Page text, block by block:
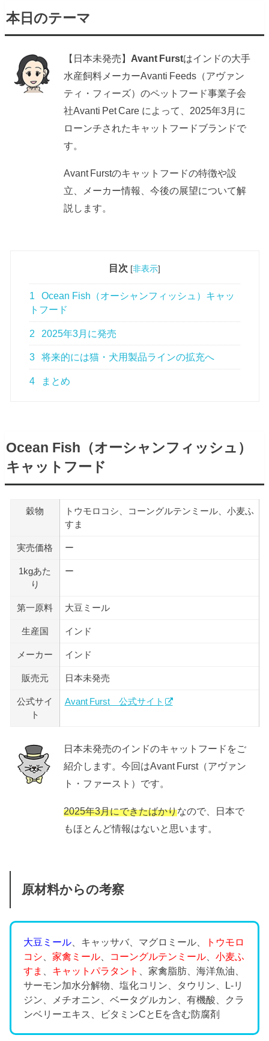
本日のテーマ
【日本未発売】 Avant Furstはインドの大手
水産飼料メーカーAvanti Feeds（アヴァン
ティ・フィーズ）のペットフード事業子会
社Avanti Pet Care によって、2025年3月に
ローンチされたキャットフードブランドで
す。
Avant Furstのキャットフードの特徴や設
立、メーカー情報、今後の展望について解
説します。
目次 [非表示]
1
Ocean Fish（オーシャンフィッシュ）キャッ
トフード
2 2025年3月に発売
3 将来的には猫・犬用製品ラインの拡充へ
4 まとめ
Ocean Fish（オーシャンフィッシュ）
キャットフード
穀物
トウモロコシ、コーングルテンミール、小麦ふ
すま
実売価格 ー
1kgあた
り
ー
第一原料 大豆ミール
生産国 インド
メーカー インド
販売元 日本未発売
公式サイ
ト
Avant Furst 公式サイト
日本未発売のインドのキャットフードをご
紹介します。今回はAvant Furst（アヴァン
ト・ファースト）です。
2025年3月にできたばかりなので、日本で
もほとんど情報はないと思います。
原材料からの考察
大豆ミール 、キャッサバ、マグロミール、
トウモロ
コシ 、家禽ミール コーングルテンミール 、小麦ふ
すま
キャットパラタント
、家禽脂肪、海洋魚油、
サーモン加水分解物、塩化コリン、タウリン、L-リ
ジン、メチオニン、ベータグルカン、有機酸、クラ
ンベリーエキス、ビタミンCとEを含む防腐剤